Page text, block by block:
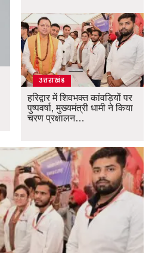
उत्तराखंड
हरिद्वार में शिवभक्त कांवड़ियों पर
पुष्पवर्षा, मुख्यमंत्री धामी ने किया
चरण प्रक्षालन…